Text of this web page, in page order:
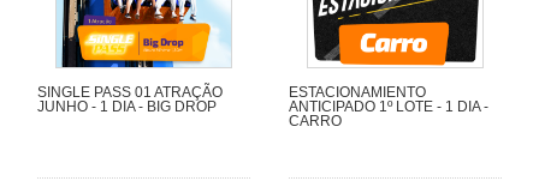
SINGLE PASS 01 ATRAÇÃO
JUNHO - 1 DIA - BIG DROP
ESTACIONAMIENTO
ANTICIPADO 1º LOTE - 1 DIA -
CARRO